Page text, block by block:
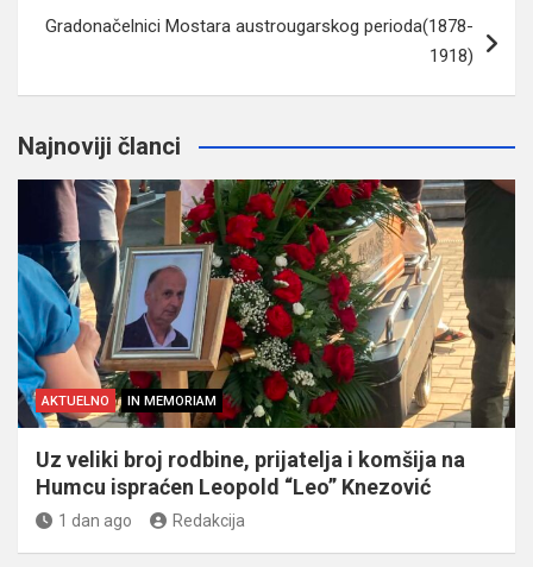
Gradonačelnici Mostara austrougarskog perioda(1878-
1918)
Najnoviji članci
AKTUELNO IN MEMORIAM
Uz veliki broj rodbine, prijatelja i komšija na
Humcu ispraćen Leopold “Leo” Knezović
1 dan ago Redakcija